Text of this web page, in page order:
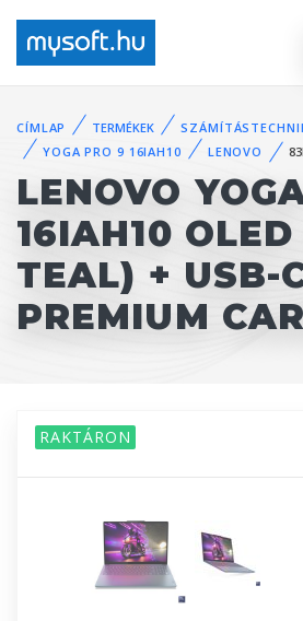
CÍMLAP TERMÉKEK
YOGA PRO 9 16IAH10
LENOVO
LENOVO
16IAH10
TEAL) + USB-
PREMIUM
RAKTÁRON